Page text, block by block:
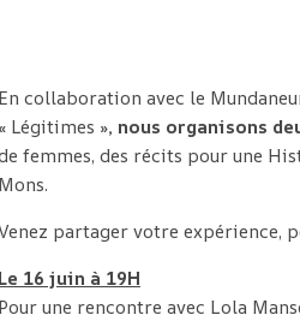
En collaboration avec le
« Légitimes », nous organisons
femmes, des récits pour une
Mons.
partager votre expérience,
Le 16 juin à 19H
Pour une rencontre avec Lola